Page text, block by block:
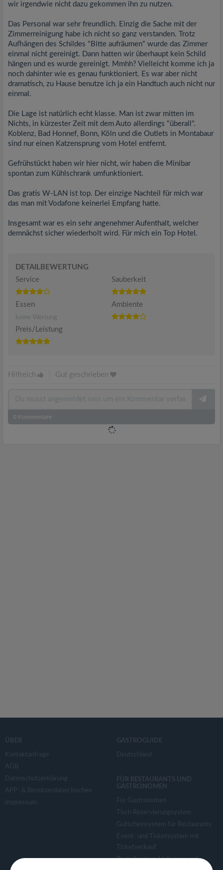
wir irgendwie nicht dazu gekommen ihn zu nutzen.
Das Personal war sehr freundlich. Einzig die Sache mit der
Zimmerreinigung habe ich nicht so ganz verstanden. Trotz
Aufhängen des Schildes "Bitte aufräumen" wurde das Zimmer
einmal nicht gereinigt. Dann hatten wir überhaupt kein Schild
hängen und es wurde gereinigt. Mmhh? Vielleicht komme ich ja
noch dahinter wie es genau funktioniert. Es war aber nicht
dramatisch, zu Hause benutze ich ja ein Handtuch auch nicht nur
einmal.
Die Lage ist natürlich echt klasse. Man ist zwar mitten im
Nichts, in kürzester Zeit mit dem Auto allerdings "überall".
Koblenz, Bad Honnef, Bonn, Köln und die Outlets in Montabaur
sind nur einen Katzensprung vom Hotel entfernt.
Gefrühstückt haben wir hier nicht, wir haben die Minibar
spontan zum Kühlschrank umfunktioniert.
Das gratis W-LAN ist top. Der einzige Nachteil für mich war
das man mit Vodafone keinerlei Empfang hatte.
Insgesamt war es ein sehr angenehmer Aufenthalt, welcher
demnächst sicher wiederholt wird. Für mich ein Top Hotel.
DETAILBEWERTUNG
Service
Sauberkeit
Essen
keine Wertung
Ambiente
Preis/Leistung
Hilfreich Gut geschrieben
0 Kommentare
ÜBER
Kontaktanfrage
AGB
Datenschutzerklärung
APP- & Benutzerdaten löschen
Impressum
GASTROGUIDE
Deutschland
FÜR RESTAURANTS UND
GASTRONOMEN
Für Gastronomen
Tisch Reservierungsystem
Gutscheinsystem für Restaurants
Event- und Ticketsystem mit
Ticketverkauf
Bestellsystem Lieferung und